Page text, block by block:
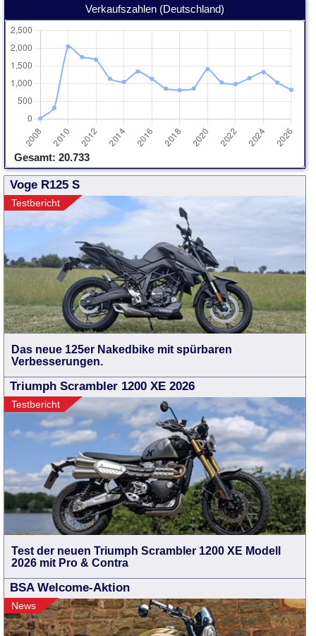
Verkaufszahlen (Deutschland)
Gesamt: 20.733
Voge R125 S
Testbericht
Das neue 125er Nakedbike mit spürbaren
Verbesserungen.
Triumph Scrambler 1200 XE 2026
Testbericht
Test der neuen Triumph Scrambler 1200 XE Modell
2026 mit Pro & Contra
BSA Welcome-Aktion
News